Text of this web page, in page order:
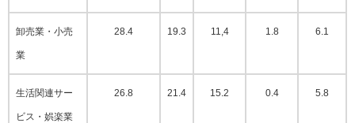
卸売業・小売
業
28.4 19.3 11,4 1.8 6.1
生活関連サー
ビス・娯楽業
26.8 21.4 15.2 0.4 5.8